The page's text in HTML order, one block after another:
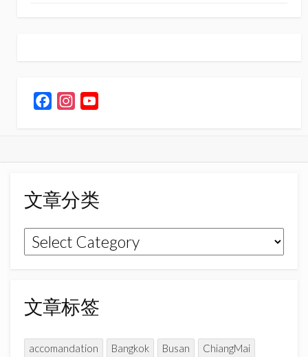
o
o
k
r
a
m
C
h
n
文章分类
文
章
类
文章标签
accomandation Bangkok Busan
ChiangMai